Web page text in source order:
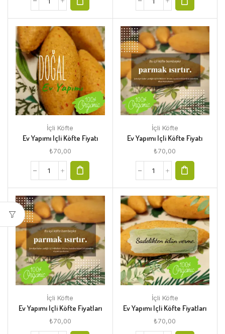
İçli Köfte
Ev Yapımı Içli Köfte Fiyatı
₺70,00
İçli Köfte
Ev Yapımı Içli Köfte Fiyatı
₺70,00
İçli Köfte
Ev Yapımı Içli Köfte Fiyatları
₺70,00
İçli Köfte
Ev Yapımı Içli Köfte Fiyatları
₺70,00